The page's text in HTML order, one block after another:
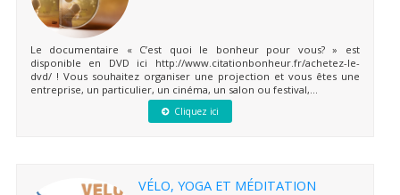
Le documentaire « C’est quoi le bonheur pour vous? » est
disponible en DVD ici http://www.citationbonheur.fr/achetez-le-
dvd/ ! Vous souhaitez organiser une projection et vous êtes une
entreprise, un particulier, un cinéma, un salon ou festival,...
Cliquez ici
VÉLO, YOGA ET MÉDITATION